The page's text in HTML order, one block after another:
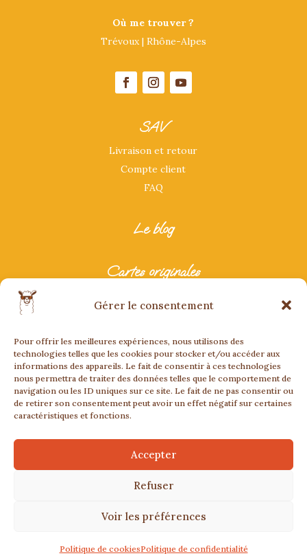
Gérer le consentement
Pour offrir les meilleures expériences, nous utilisons des
technologies telles que les cookies pour stocker et/ou accéder aux
informations des appareils. Le fait de consentir à ces technologies
nous permettra de traiter des données telles que le comportement de
navigation ou les ID uniques sur ce site. Le fait de ne pas consentir ou
de retirer son consentement peut avoir un effet négatif sur certaines
caractéristiques et fonctions.
Accepter
Refuser
Voir les préférences
Politique de cookiesPolitique de confidentialité
Où me trouver ?
Trévoux | Rhône-Alpes
SAV
Livraison et retour
Compte client
FAQ
Le blog
Cartes originales
Carte bonne retraite
CGV CGU Mentions légales Confidentialité
Cookies
Création de site sur mesure par Web by Man
Plan de site